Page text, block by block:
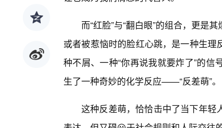
而“红脸”与“翻白眼”的组合，更是
或者被惹恼时的脸红心跳，是一种生
种不屑、一种“你再说我就要炸了”的
生了一种奇妙的化学反应——“反差萌”。
这种反差萌，恰恰击中了当下年轻